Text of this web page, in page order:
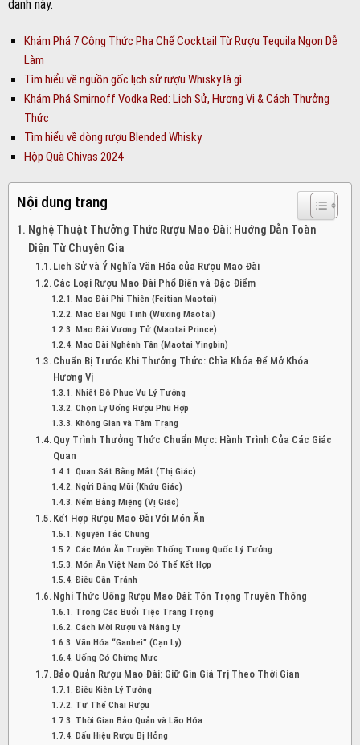
danh này.
Khám Phá 7 Công Thức Pha Chế Cocktail Từ Rượu Tequila Ngon Dễ
Làm
Tìm hiểu về nguồn gốc lịch sử rượu Whisky là gì
Khám Phá Smirnoff Vodka Red: Lịch Sử, Hương Vị & Cách Thưởng
Thức
Tìm hiểu về dòng rượu Blended Whisky
Hộp Quà Chivas 2024
Nội dung trang
Nghệ Thuật Thưởng Thức Rượu Mao Đài: Hướng Dẫn Toàn
Diện Từ Chuyên Gia
Lịch Sử và Ý Nghĩa Văn Hóa của Rượu Mao Đài
Các Loại Rượu Mao Đài Phổ Biến và Đặc Điểm
Mao Đài Phi Thiên (Feitian Maotai)
Mao Đài Ngũ Tinh (Wuxing Maotai)
Mao Đài Vương Tử (Maotai Prince)
Mao Đài Nghênh Tân (Maotai Yingbin)
Chuẩn Bị Trước Khi Thưởng Thức: Chìa Khóa Để Mở Khóa
Hương Vị
Nhiệt Độ Phục Vụ Lý Tưởng
Chọn Ly Uống Rượu Phù Hợp
Không Gian và Tâm Trạng
Quy Trình Thưởng Thức Chuẩn Mực: Hành Trình Của Các Giác
Quan
Quan Sát Bằng Mắt (Thị Giác)
Ngửi Bằng Mũi (Khứu Giác)
Nếm Bằng Miệng (Vị Giác)
Kết Hợp Rượu Mao Đài Với Món Ăn
Nguyên Tắc Chung
Các Món Ăn Truyền Thống Trung Quốc Lý Tưởng
Món Ăn Việt Nam Có Thể Kết Hợp
Điều Cần Tránh
Nghi Thức Uống Rượu Mao Đài: Tôn Trọng Truyền Thống
Trong Các Buổi Tiệc Trang Trọng
Cách Mời Rượu và Nâng Ly
Văn Hóa “Ganbei” (Cạn Ly)
Uống Có Chừng Mực
Bảo Quản Rượu Mao Đài: Giữ Gìn Giá Trị Theo Thời Gian
Điều Kiện Lý Tưởng
Tư Thế Chai Rượu
Thời Gian Bảo Quản và Lão Hóa
Dấu Hiệu Rượu Bị Hỏng